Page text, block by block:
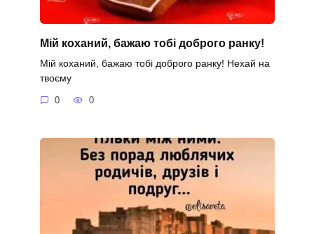
Мій коханий, бажаю тобі доброго ранку!
Мій коханий, бажаю тобі доброго ранку! Нехай на
твоєму
0 0